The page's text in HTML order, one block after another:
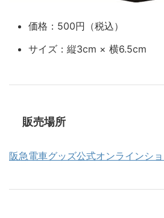
価格：500円（税込）
サイズ：縦3cm × 横6.5cm
販売場所
阪急電車グッズ公式オンラインシ